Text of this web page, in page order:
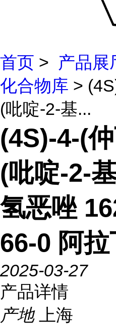
首页 > 产品展
化合物库 >
(吡啶-2-基...
(4S)-4-(
(吡啶-2-
氢恶唑
66-0 阿拉
2025-03-27
产品详情
产地
上海